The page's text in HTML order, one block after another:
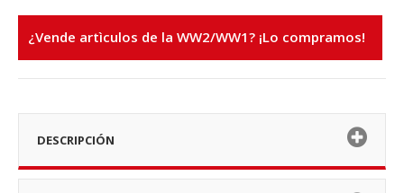
¿Vende artìculos de la WW2/WW1? ¡Lo compramos!
DESCRIPCIÓN